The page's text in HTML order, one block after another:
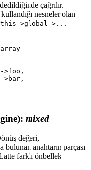
çağrılır.
nesneler olan
>global->...
: mixed
değeri,
bulunan anahtarın parçası
farklı önbellek